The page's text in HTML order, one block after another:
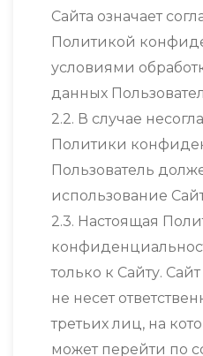
Сайта означает
Политикой
условиями
данных
2.2. В случае
Политики
Пользователь
использование
2.3. Настоящая
только к Сайту.
не несет
третьих лиц, на
может перейти по